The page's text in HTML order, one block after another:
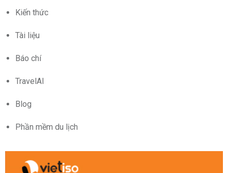
Kiến thức
Tài liệu
Báo chí
TravelAI
Blog
Phần mềm du lịch